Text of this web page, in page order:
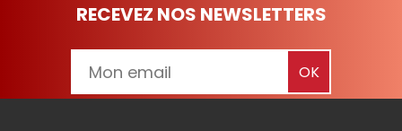
RECEVEZ NOS NEWSLETTERS